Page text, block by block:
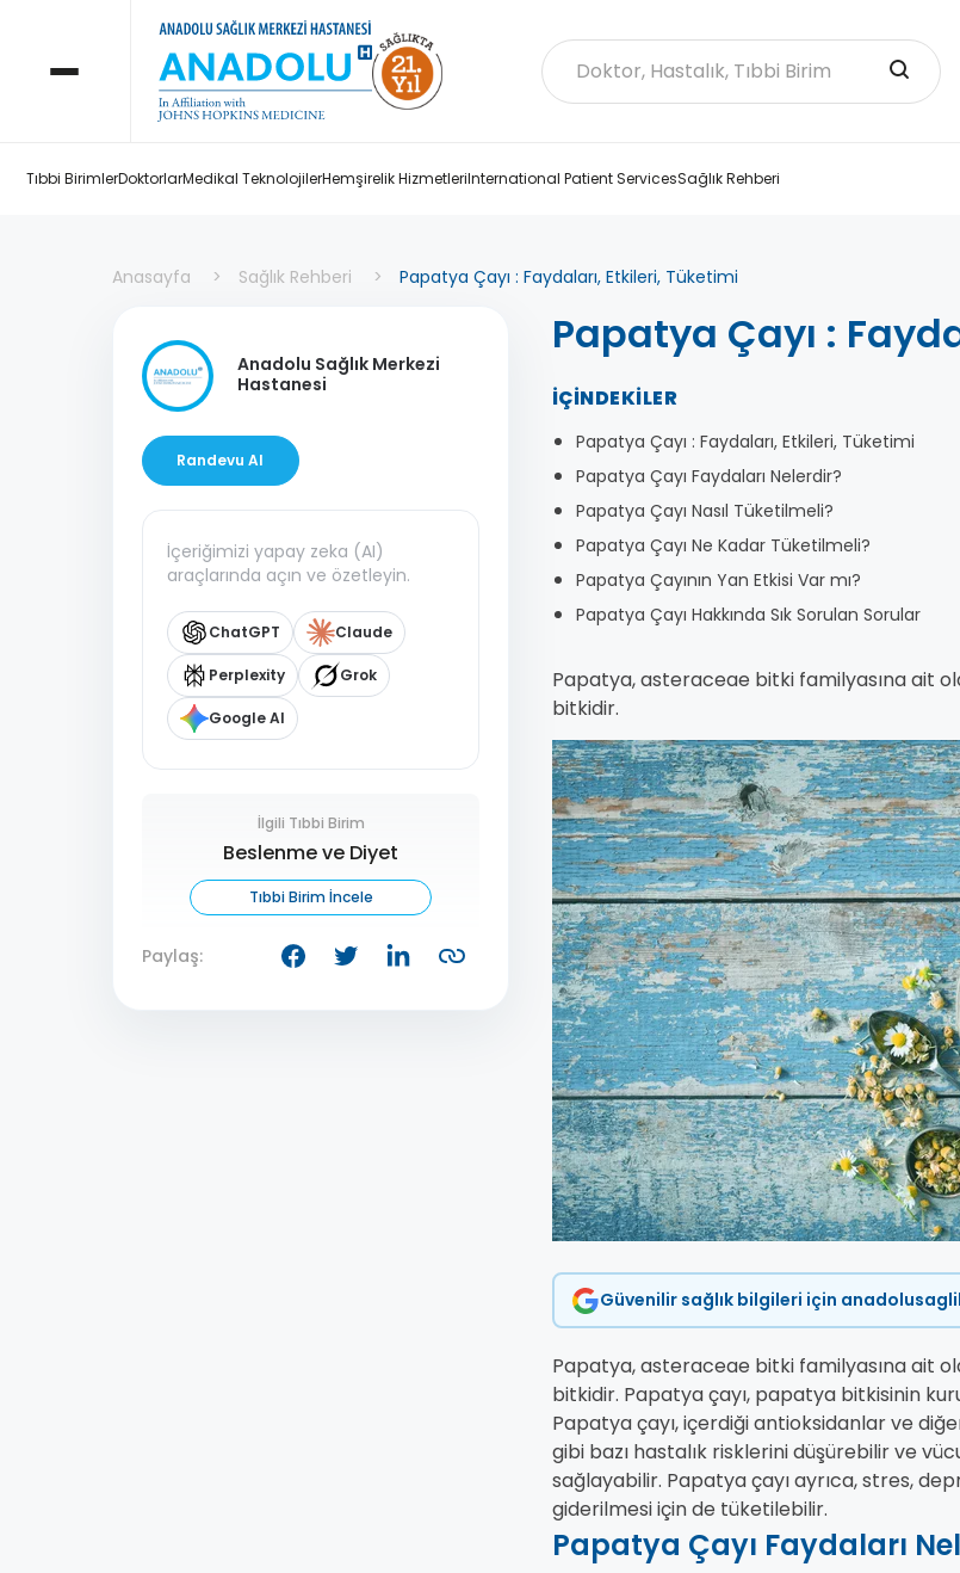
Tıbbi BirimlerDoktorlarMedikal TeknolojilerHemşirelik HizmetleriInternational Patient ServicesSağlık Rehberi
Anasayfa Sağlık Rehberi Papatya Çayı : Faydaları, Etkileri, Tüketimi
Anadolu Sağlık Merkezi
Hastanesi
Randevu Al
İçeriğimizi yapay zeka (AI)
araçlarında açın ve özetleyin.
ChatGPT Claude
Perplexity Grok
Google AI
İlgili Tıbbi Birim
Beslenme ve Diyet
Tıbbi Birim İncele
Paylaş:
Papatya Çayı :
İÇINDEKILER
Papatya Çayı : Faydaları, Etkileri, Tüketimi
Papatya Çayı Faydaları Nelerdir?
Papatya Çayı Nasıl Tüketilmeli?
Papatya Çayı Ne Kadar Tüketilmeli?
Papatya Çayının Yan Etkisi Var mı?
Papatya Çayı Hakkında Sık Sorulan Sorular
Papatya, asteraceae bitki familyasına ait
bitkidir.
Güvenilir sağlık bilgileri için
Papatya, asteraceae bitki familyasına ait
bitkidir. Papatya çayı, papatya bitkisinin
Papatya çayı, içerdiği antioksidanlar ve
gibi bazı hastalık risklerini düşürebilir ve
sağlayabilir. Papatya çayı ayrıca, stres,
giderilmesi için de tüketilebilir.
Papatya Çayı Faydaları